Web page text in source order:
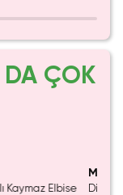
DA ÇOK
Kaymaz Elbise